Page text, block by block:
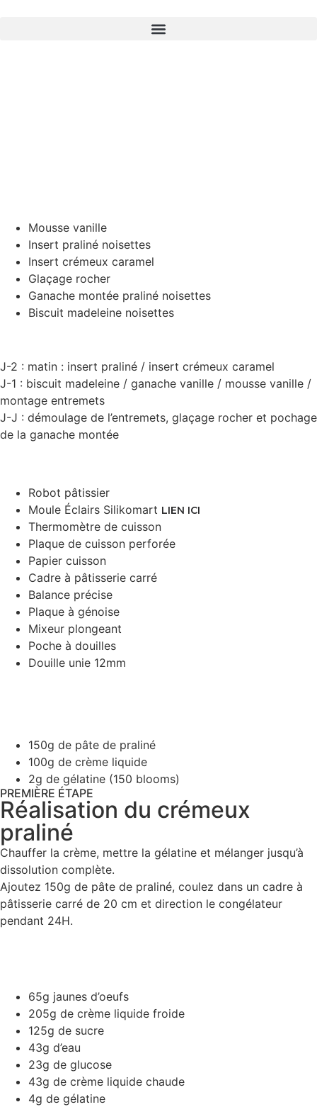
Mousse vanille
Insert praliné noisettes
Insert crémeux caramel
Glaçage rocher
Ganache montée praliné noisettes
Biscuit madeleine noisettes
J-2 : matin : insert praliné / insert crémeux caramel
J-1 : biscuit madeleine / ganache vanille / mousse vanille /
montage entremets
J-J : démoulage de l’entremets, glaçage rocher et pochage
de la ganache montée
Robot pâtissier
Moule Éclairs Silikomart LIEN ICI
Thermomètre de cuisson
Plaque de cuisson perforée
Papier cuisson
Cadre à pâtisserie carré
Balance précise
Plaque à génoise
Mixeur plongeant
Poche à douilles
Douille unie 12mm
150g de pâte de praliné
100g de crème liquide
2g de gélatine (150 blooms)
PREMIÈRE ÉTAPE
Réalisation du crémeux
praliné
Chauffer la crème, mettre la gélatine et mélanger jusqu’à
dissolution complète.
Ajoutez 150g de pâte de praliné, coulez dans un cadre à
pâtisserie carré de 20 cm et direction le congélateur
pendant 24H.
65g jaunes d’oeufs
205g de crème liquide froide
125g de sucre
43g d’eau
23g de glucose
43g de crème liquide chaude
4g de gélatine